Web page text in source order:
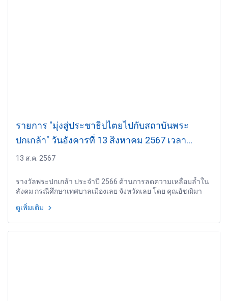
รายการ "มุ่งสู่ประชาธิปไตยไปกับสถาบันพระ
ปกเกล้า" วันอังคารที่ 13 สิงหาคม 2567 เวลา
20.10-21.00 น.
13 ส.ค. 2567
รางวัลพระปกเกล้า ประจำปี 2566 ด้านการลดความเหลื่อมล้ำใน
สังคม กรณีศึกษาเทศบาลเมืองเลย จังหวัดเลย โดย คุณอัชฌิมา
ดูเพิ่มเติม